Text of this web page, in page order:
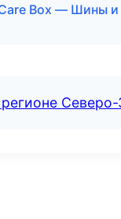
Box — Шины и